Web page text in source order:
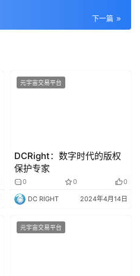
下一篇
元宇宙交易平台
DCRight：数字时代的版权
保护专家
0 0 0
DC RIGHT 2024年4月14日
元宇宙交易平台